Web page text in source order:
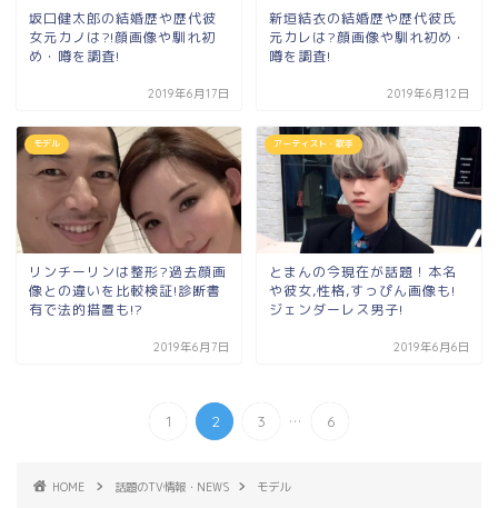
坂口健太郎の結婚歴や歴代彼
女元カノは?!顔画像や馴れ初
め・噂を調査!
2019年6月17日
新垣結衣の結婚歴や歴代彼氏
元カレは?顔画像や馴れ初め・
噂を調査!
2019年6月12日
モデル
リンチーリンは整形?過去顔画
像との違いを比較検証!診断書
有で法的措置も!?
2019年6月7日
アーティスト・歌手
とまんの今現在が話題！本名
や彼女,性格,すっぴん画像も!
ジェンダーレス男子!
2019年6月6日
1 2 3 ... 6
HOME 話題のTV情報・NEWS モデル